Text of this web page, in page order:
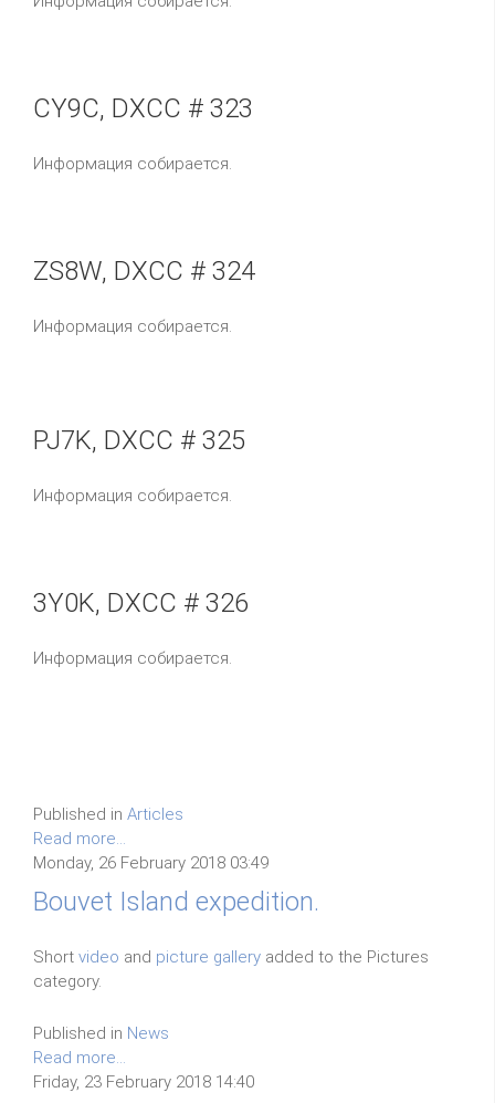
CY9C, DXCC # 323
Информация собирается.
ZS8W, DXCC # 324
Информация собирается.
PJ7K, DXCC # 325
Информация собирается.
3Y0K, DXCC # 326
Информация собирается.
Published in Articles
Read more...
Monday, 26 February 2018 03:49
Bouvet Island expedition.
Short video and picture gallery added to the Pictures
category.
Published in News
Read more...
Friday, 23 February 2018 14:40